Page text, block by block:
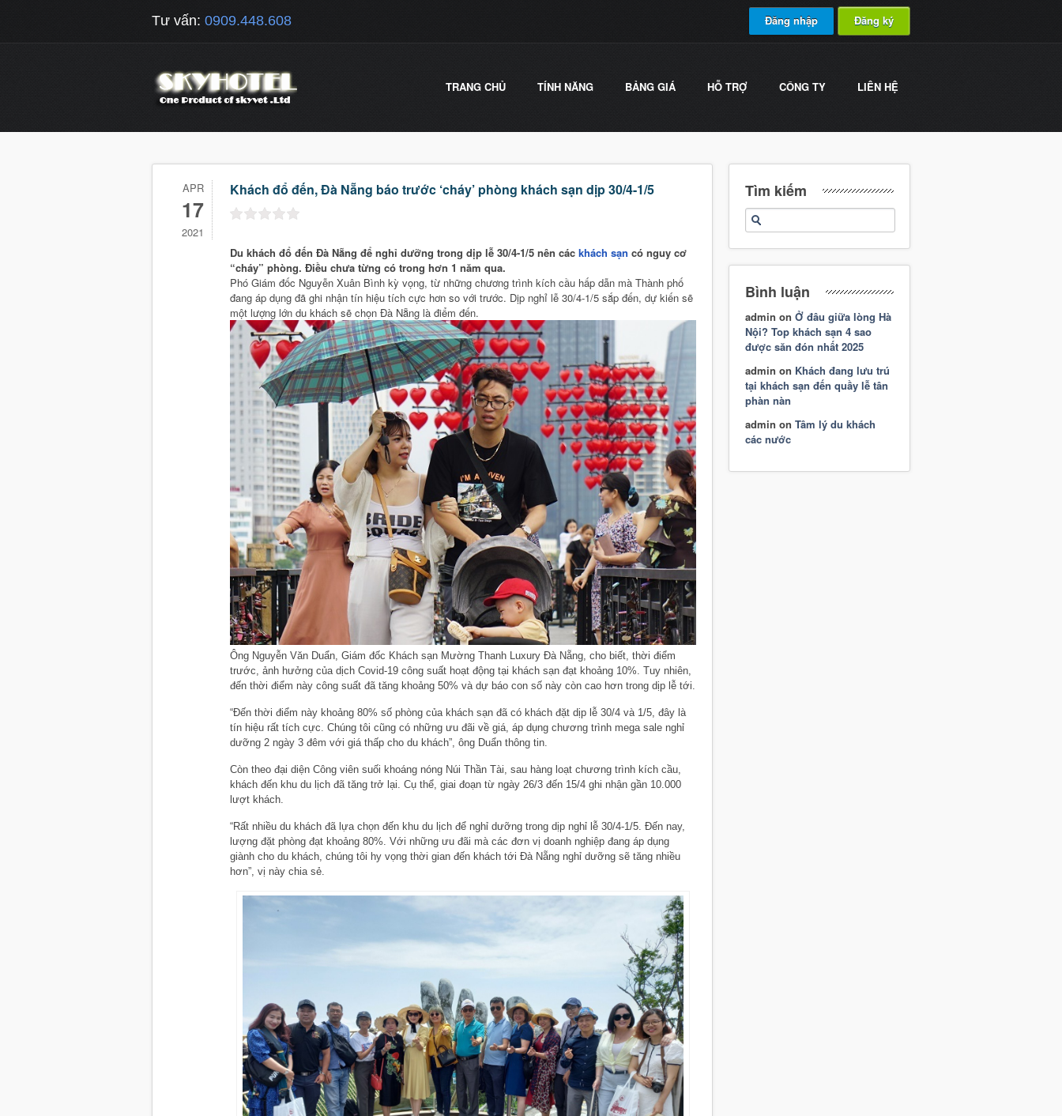
Tư vấn: 0909.448.608 Đăng nhập Đăng ký
TRANG CHỦ TÍNH NĂNG BẢNG GIÁ HỖ TRỢ CÔNG TY LIÊN HỆ
APR
17
2021
Khách đổ đến, Đà Nẵng báo trước ‘cháy’ phòng khách sạn dịp 30/4-1/5
Du khách đổ đến Đà Nẵng để nghỉ dưỡng trong dịp lễ 30/4-1/5 nên các khách sạn có nguy cơ
“cháy” phòng. Điều chưa từng có trong hơn 1 năm qua.
Phó Giám đốc Nguyễn Xuân Bình kỳ vọng, từ những chương trình kích cầu hấp dẫn mà Thành phố
đang áp dụng đã ghi nhận tín hiệu tích cực hơn so với trước. Dịp nghỉ lễ 30/4-1/5 sắp đến, dự kiến sẽ
một lượng lớn du khách sẽ chọn Đà Nẵng là điểm đến.
Ông Nguyễn Văn Duẩn, Giám đốc Khách sạn Mường Thanh Luxury Đà Nẵng, cho biết, thời điểm
trước, ảnh hưởng của dịch Covid-19 công suất hoạt động tại khách sạn đạt khoảng 10%. Tuy nhiên,
đến thời điểm này công suất đã tăng khoảng 50% và dự báo con số này còn cao hơn trong dịp lễ tới.
“Đến thời điểm này khoảng 80% số phòng của khách sạn đã có khách đặt dịp lễ 30/4 và 1/5, đây là
tín hiệu rất tích cực. Chúng tôi cũng có những ưu đãi về giá, áp dụng chương trình mega sale nghỉ
dưỡng 2 ngày 3 đêm với giá thấp cho du khách”, ông Duẩn thông tin.
Còn theo đại diện Công viên suối khoáng nóng Núi Thần Tài, sau hàng loạt chương trình kích cầu,
khách đến khu du lịch đã tăng trở lại. Cụ thể, giai đoạn từ ngày 26/3 đến 15/4 ghi nhận gần 10.000
lượt khách.
“Rất nhiều du khách đã lựa chọn đến khu du lịch để nghỉ dưỡng trong dịp nghỉ lễ 30/4-1/5. Đến nay,
lượng đặt phòng đạt khoảng 80%. Với những ưu đãi mà các đơn vị doanh nghiệp đang áp dụng
giành cho du khách, chúng tôi hy vọng thời gian đến khách tới Đà Nẵng nghỉ dưỡng sẽ tăng nhiều
hơn”, vị này chia sẻ.
Tìm kiếm
Bình luận
admin on Ở đâu giữa lòng Hà
Nội? Top khách sạn 4 sao
được săn đón nhất 2025
admin on Khách đang lưu trú
tại khách sạn đến quầy lễ tân
phàn nàn
admin on Tâm lý du khách
các nước